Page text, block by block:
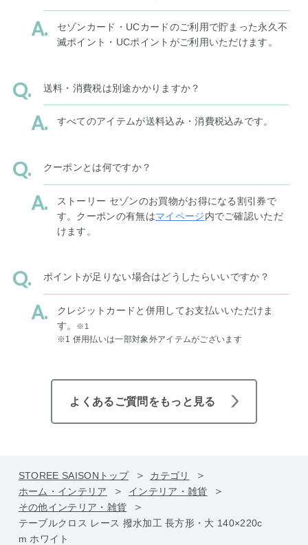
セゾンカード・UCカードのご利用で貯まった永久不
滅ポイント・UCポイントがご利用いただけます。
送料・消費税は別途かかりますか？
すべてのアイテムが送料込み・消費税込みです。
クーポンとは何ですか？
ストーリー セゾンのお買物がお得になる割引券で
す。クーポンの有無はマイページ内でご確認いただ
けます。
ポイントが足りない場合はどうしたらいいですか？
クレジットカードと併用してお支払いいただけま
す。
※1
※1 併用払いは一部対象外アイテムがございます
よくあるご質問をもっと見る
STOREE SAISONトップ
カテゴリ
ホーム・インテリア
インテリア・雑貨
その他インテリア・雑貨
テーブルクロス レース 撥水加工 長方形・大 140×220c
m ホワイト